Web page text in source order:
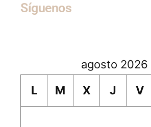
Síguenos
agosto 2026
L
M X J V